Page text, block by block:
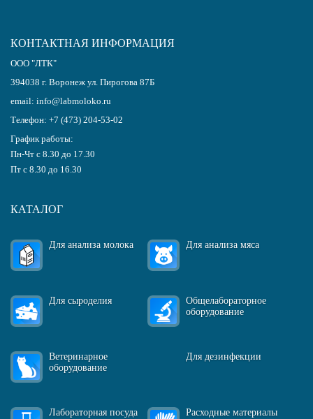
КОНТАКТНАЯ ИНФОРМАЦИЯ
ООО "ЛТК"
394038 г. Воронеж ул. Пирогова 87Б
email: info@labmoloko.ru
Телефон: +7 (473) 204-53-02
График работы:
Пн-Чт с 8.30 до 17.30
Пт с 8.30 до 16.30
КАТАЛОГ
Для анализа молока Для анализа мяса
Для сыроделия
Общелабораторное
оборудование
Ветеринарное
оборудование
Для дезинфекции
Лабораторная посуда Расходные материалы